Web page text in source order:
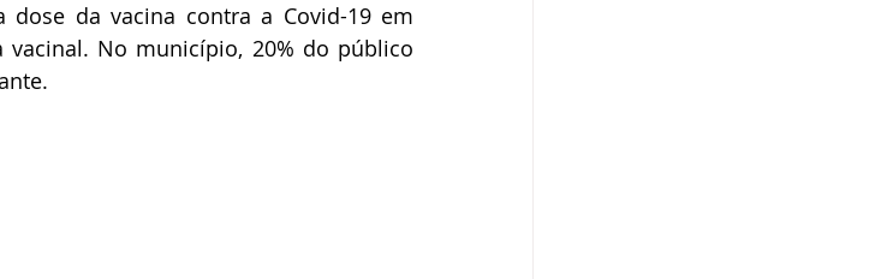
da vacina contra a Covid-19 em
No município, 20% do público